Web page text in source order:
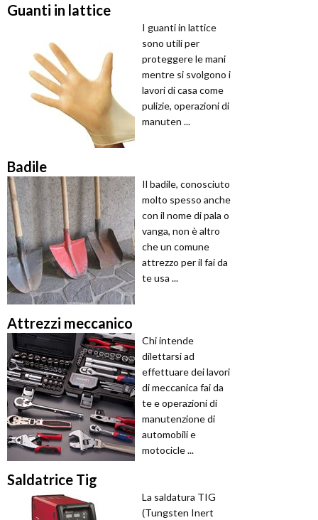
Guanti in lattice
I guanti in lattice
sono utili per
proteggere le mani
mentre si svolgono i
lavori di casa come
pulizie, operazioni di
manuten ...
Badile
Il badile, conosciuto
molto spesso anche
con il nome di pala o
vanga, non è altro
che un comune
attrezzo per il fai da
te usa ...
Attrezzi meccanico
Chi intende
dilettarsi ad
effettuare dei lavori
di meccanica fai da
te e operazioni di
manutenzione di
automobili e
motocicle ...
Saldatrice Tig
La saldatura TIG
(Tungsten Inert